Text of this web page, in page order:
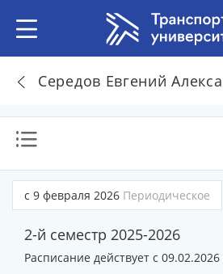
Середов Евгений
с 9 февраля 2026 Периодическое
2-й семестр 2025-2026
Расписание действует с